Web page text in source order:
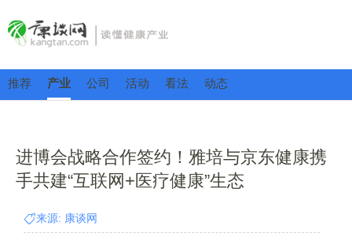
推荐 产业 公司 活动 看法 动态
进博会战略合作签约！雅培与京东健康携
手共建“互联网+医疗健康”生态
来源: 康谈网